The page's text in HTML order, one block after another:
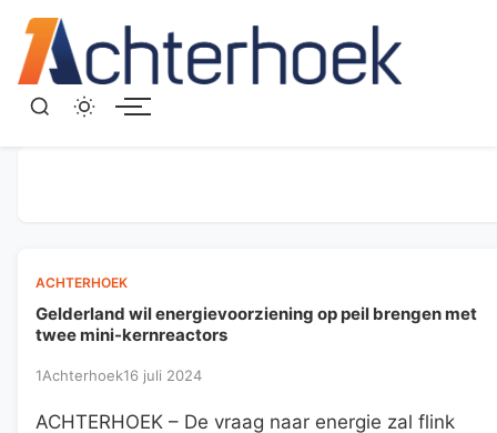
ACHTERHOEK
Gelderland wil energievoorziening op peil brengen met
twee mini-kernreactors
1Achterhoek16 juli 2024
ACHTERHOEK – De vraag naar energie zal flink